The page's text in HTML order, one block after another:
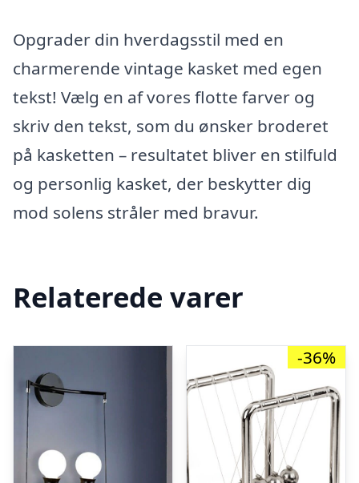
Opgrader din hverdagsstil med en
charmerende vintage kasket med egen
tekst! Vælg en af vores flotte farver og
skriv den tekst, som du ønsker broderet
på kasketten – resultatet bliver en stilfuld
og personlig kasket, der beskytter dig
mod solens stråler med bravur.
Relaterede varer
-36%